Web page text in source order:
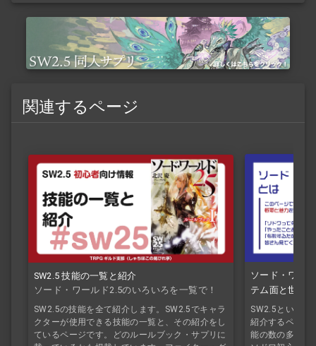
関連するページ
SW2.5 技能の一覧と紹介
ソード・ワールド2.5のいろいろを一覧で！
SW2.5の技能を全て紹介します。SW2.5でキャラ
クターが使用できる技能の一覧と、その紹介をし
ているページです。どのルールブック・サプリに
ソード・ワー
テム面と世界
SW2.5という
紹介するページ
能の数の多さ」